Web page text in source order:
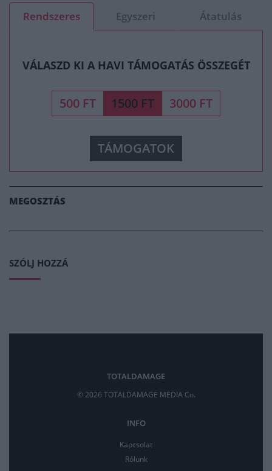
Rendszeres Egyszeri Átatulás
VÁLASZD KI A HAVI TÁMOGATÁS ÖSSZEGÉT
500 FT 1500 FT 3000 FT
TÁMOGATOK
MEGOSZTÁS
SZÓLJ HOZZÁ
TOTALDAMAGE
© 2026 TOTALDAMAGE MEDIA Co.
INFO
Kapcsolat
Rólunk